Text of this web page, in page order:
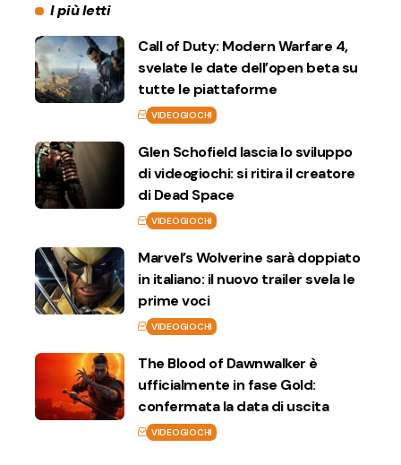
I più letti
Call of Duty: Modern Warfare 4,
svelate le date dell’open beta su
tutte le piattaforme
VIDEOGIOCHI
Glen Schofield lascia lo sviluppo
di videogiochi: si ritira il creatore
di Dead Space
VIDEOGIOCHI
Marvel’s Wolverine sarà doppiato
in italiano: il nuovo trailer svela le
prime voci
VIDEOGIOCHI
The Blood of Dawnwalker è
ufficialmente in fase Gold:
confermata la data di uscita
VIDEOGIOCHI